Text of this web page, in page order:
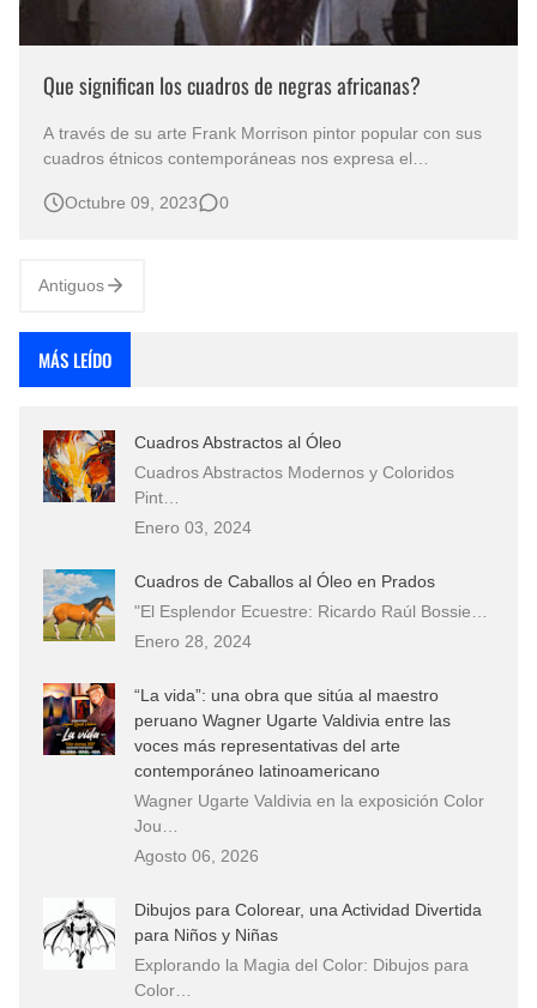
Que significan los cuadros de negras africanas?
A través de su arte Frank Morrison pintor popular con sus
cuadros étnicos contemporáneas nos expresa el
étnicos con chicas morenas son obras de arte que retratan
Octubre 09, 2023 0
Antiguos
MÁS LEÍDO
Cuadros Abstractos al Óleo
Cuadros Abstractos Modernos y Coloridos
Pint…
Enero 03, 2024
Cuadros de Caballos al Óleo en Prados
"El Esplendor Ecuestre: Ricardo Raúl Bossie…
Enero 28, 2024
“La vida”: una obra que sitúa al maestro
peruano Wagner Ugarte Valdivia entre las
voces más representativas del arte
contemporáneo latinoamericano
Wagner Ugarte Valdivia en la exposición Color
Jou…
Agosto 06, 2026
Dibujos para Colorear, una Actividad Divertida
para Niños y Niñas
Explorando la Magia del Color: Dibujos para
Color…